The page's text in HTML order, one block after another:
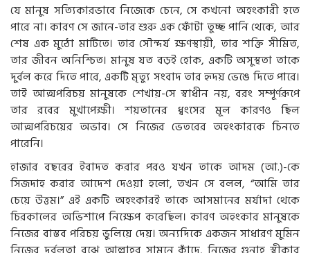
যে মানুষ সত্যিকারভাবে নিজেকে চেনে, সে কখনো অহংকারী হতে
পারে না। কারণ সে জানে-তার শুরু এক ফোঁটা তুচ্ছ পানি থেকে, আর
শেষ এক মুঠো মাটিতে। তার সৌন্দর্য ক্ষণস্থায়ী, তার শক্তি সীমিত,
তার জীবন অনিশ্চিত। মানুষ যত বড়ই হোক, একটি অসুস্থতা তাকে
দুর্বল করে দিতে পারে, একটি মৃত্যু সংবাদ তার হৃদয় ভেঙে দিতে পারে।
তাই আত্মপরিচয় মানুষকে শেখায়-সে স্বাধীন নয়, বরং সম্পূর্ণরূপে
তার রবের মুখাপেক্ষী। শয়তানের ধ্বংসের মূল কারণও ছিল
আত্মপরিচয়ের অভাব। সে নিজের ভেতরের অহংকারকে চিনতে
পারেনি।
হাজার বছরের ইবাদত করার পরও যখন তাকে আদম (আ.)-কে
সিজদাহ করার আদেশ দেওয়া হলো, তখন সে বলল, “আমি তার
চেয়ে উত্তম।” এই একটি অহংকারই তাকে আসমানের মর্যাদা থেকে
চিরকালের অভিশাপে নিক্ষেপ করেছিল। কারণ অহংকার মানুষকে
নিজের বাস্তব পরিচয় ভুলিয়ে দেয়। অন্যদিকে একজন সাধারণ মুমিন